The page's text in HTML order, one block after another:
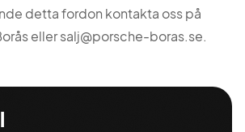
detta fordon kontakta oss på
ellersalj@porsche-boras.se.